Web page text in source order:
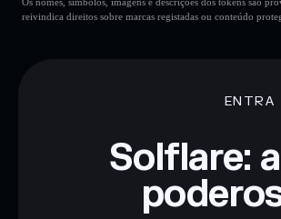
reivindica direitos sobre marcas registadas ou conteúdo
ENTRA
Solflare: